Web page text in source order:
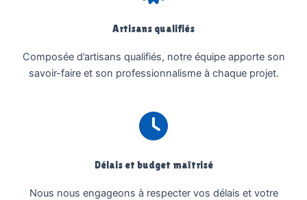
Artisans qualifiés
Composée d’artisans qualifiés, notre équipe apporte son
savoir-faire et son professionnalisme à chaque projet.
Délais et budget maîtrisé
Nous nous engageons à respecter vos délais et votre